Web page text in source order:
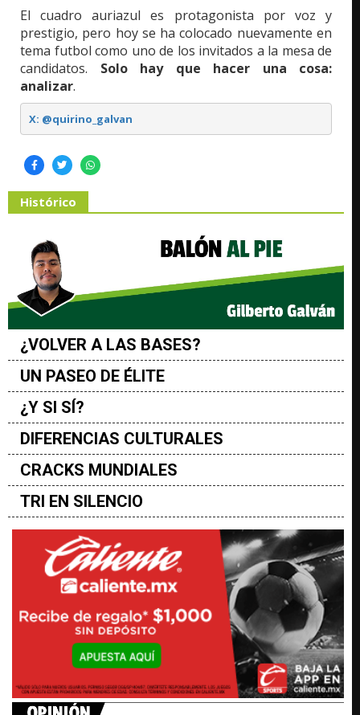
El cuadro auriazul es protagonista por voz y
prestigio, pero hoy se ha colocado nuevamente en
tema futbol como uno de los invitados a la mesa de
candidatos. Solo hay que hacer una cosa:
analizar.
X: @quirino_galvan
Histórico
¿VOLVER A LAS BASES?
UN PASEO DE ÉLITE
¿Y SI SÍ?
DIFERENCIAS CULTURALES
CRACKS MUNDIALES
TRI EN SILENCIO